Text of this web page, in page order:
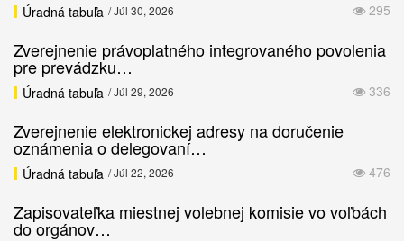
295
Úradná tabuľa / Júl 30, 2026
Zverejnenie právoplatného integrovaného povolenia
pre prevádzku…
336
Úradná tabuľa / Júl 29, 2026
Zverejnenie elektronickej adresy na doručenie
oznámenia o delegovaní…
476
Úradná tabuľa / Júl 22, 2026
Zapisovateľka miestnej volebnej komisie vo voľbách
do orgánov…